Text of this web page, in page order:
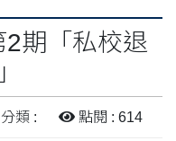
期「私校退
類 : 點閱 : 614